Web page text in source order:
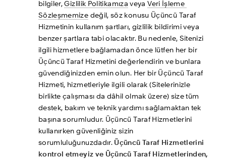
bilgiler, Gizlilik Politikamıza veya Veri İşleme
Sözleşmemize değil, söz konusu Üçüncü Taraf
Hizmetinin kullanım şartları, gizlilik bildirimi veya
benzer şartlara tabi olacaktır. Bu nedenle, Sitenizi
ilgili hizmetlere bağlamadan önce lütfen her bir
Üçüncü Taraf Hizmetini değerlendirin ve bunlara
güvendiğinizden emin olun. Her bir Üçüncü Taraf
Hizmeti, hizmetleriyle ilgili olarak (Sitelerinizle
birlikte çalışması da dâhil olmak üzere) size tüm
destek, bakım ve teknik yardımı sağlamaktan tek
başına sorumludur. Üçüncü Taraf Hizmetlerini
kullanırken güvenliğiniz sizin
sorumluluğunuzdadır. Üçüncü Taraf Hizmetlerini
kontrol etmeyiz ve Üçüncü Taraf Hizmetlerinden,